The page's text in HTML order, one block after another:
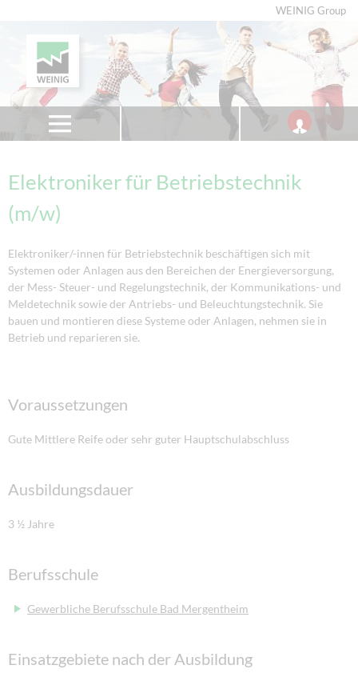
WEINIG Group
Elektroniker für Betriebstechnik
(m/w)
Elektroniker/-innen für Betriebstechnik beschäftigen sich mit
Systemen oder Anlagen aus den Bereichen der Energieversorgung,
der Mess- Steuer- und Regelungstechnik, der Kommunikations- und
Meldetechnik sowie der Antriebs- und Beleuchtungstechnik. Sie
bauen und montieren diese Systeme oder Anlagen, nehmen sie in
Betrieb und reparieren sie.
Voraussetzungen
Gute Mittlere Reife oder sehr guter Hauptschulabschluss
Ausbildungsdauer
3 ½ Jahre
Berufsschule
Gewerbliche Berufsschule Bad Mergentheim
Einsatzgebiete nach der Ausbildung